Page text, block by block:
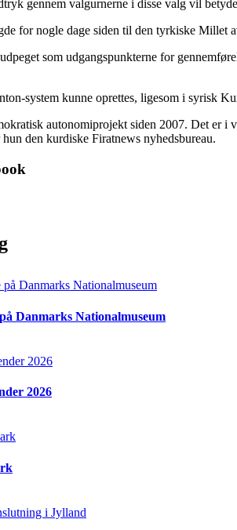
gennem valgurnerne i disse valg vil
for nogle dage siden til den tyrkiske Millet
som udgangspunkterne for
system kunne oprettes, ligesom i syrisk
autonomiprojekt siden 2007. Det er
den kurdiske Firatnews nyhedsbureau.
Danmarks Nationalmuseum
2026